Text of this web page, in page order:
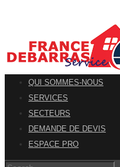
QUI SOMMES-NOUS
SERVICES
SECTEURS
DEMANDE DE DEVIS
ESPACE PRO